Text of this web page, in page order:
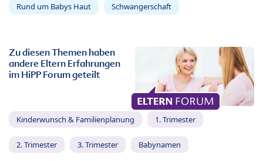
Rund um Babys Haut Schwangerschaft
Zu diesen Themen haben
andere Eltern Erfahrungen
im HiPP Forum geteilt
Kinderwunsch & Familienplanung 1. Trimester
2. Trimester 3. Trimester Babynamen